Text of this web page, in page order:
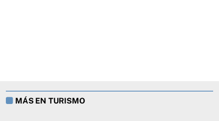
MÁS EN TURISMO